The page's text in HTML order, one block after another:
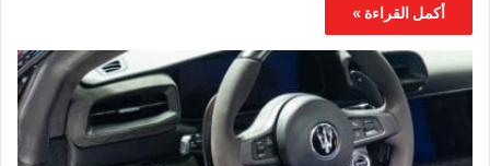
أكمل القراءة »